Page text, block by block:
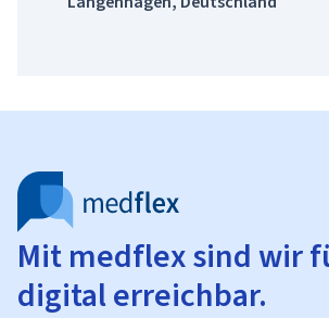
Mit medflex sind wir
digital erreichbar.